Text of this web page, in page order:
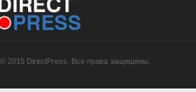
© 2015 DirectPress. Все права защищены.